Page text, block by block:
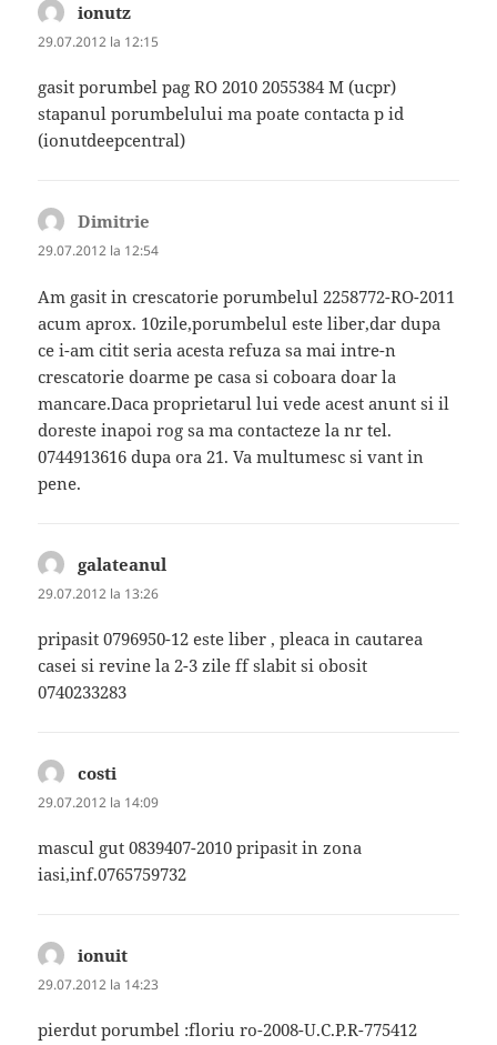
ionutz
29.07.2012 la 12:15
gasit porumbel pag RO 2010 2055384 M (ucpr)
stapanul porumbelului ma poate contacta p id
(ionutdeepcentral)
Dimitrie
29.07.2012 la 12:54
Am gasit in crescatorie porumbelul 2258772-RO-2011
acum aprox. 10zile,porumbelul este liber,dar dupa
ce i-am citit seria acesta refuza sa mai intre-n
crescatorie doarme pe casa si coboara doar la
mancare.Daca proprietarul lui vede acest anunt si il
doreste inapoi rog sa ma contacteze la nr tel.
0744913616 dupa ora 21. Va multumesc si vant in
pene.
galateanul
29.07.2012 la 13:26
pripasit 0796950-12 este liber , pleaca in cautarea
casei si revine la 2-3 zile ff slabit si obosit
0740233283
costi
29.07.2012 la 14:09
mascul gut 0839407-2010 pripasit in zona
iasi,inf.0765759732
ionuit
29.07.2012 la 14:23
pierdut porumbel :floriu ro-2008-U.C.P.R-775412